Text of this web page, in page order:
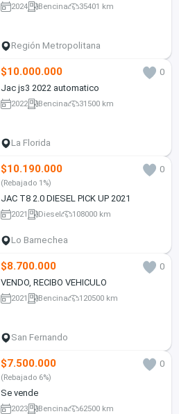
2024 Bencina 35401 km
Región Metropolitana
$10.000.000
0
Jac js3 2022 automatico
2022 Bencina 31500 km
La Florida
$10.190.000 0
(Rebajado 1%)
JAC T8 2.0 DIESEL PICK UP 2021
2021 Diesel 108000 km
Lo Barnechea
$8.700.000
0
VENDO, RECIBO VEHICULO
2021 Bencina 120500 km
San Fernando
$7.500.000 0
(Rebajado 6%)
Se vende
2023 Bencina 62500 km